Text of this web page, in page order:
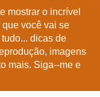
mostrar o incrível
você vai se
dicas de
imagens
mais. Siga--me e